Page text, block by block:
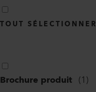
TOUT SÉLECTIONNER
Brochure produit (1)